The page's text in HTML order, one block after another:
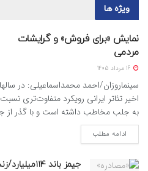
ویژه ها
نمایش «برای فروش» و گرایشات
مردمی
سینماروزان/احمد محمداسماعیلی: در
اخیر تئاتر ایرانی رویکرد متفاوت‌تری نسبت
به جلب مخاطب داشته است و با گذر از
ادامه مطلب